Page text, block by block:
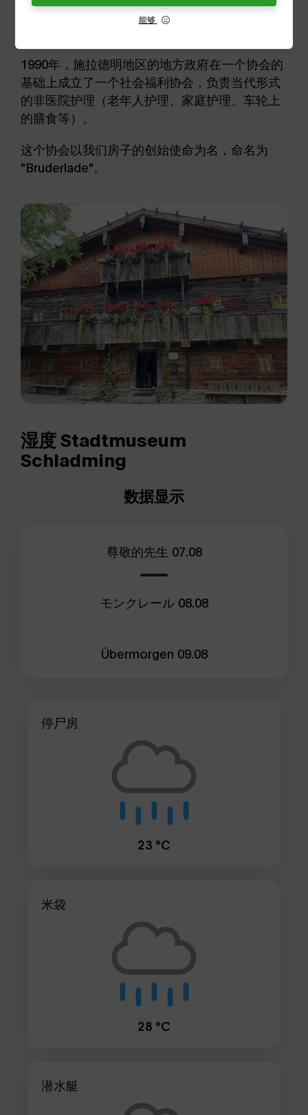
布鲁德拉登大厦的博物馆
1990年，施拉德明地区的地方政府在一个协会的
基础上成立了一个社会福利协会，负责当代形式
的非医院护理（老年人护理、家庭护理、车轮上
的膳食等）。
这个协会以我们房子的创始使命为名，命名为
"Bruderlade"。
湿度 Stadtmuseum
Schladming
数据显示
尊敬的先生 07.08
モンクレール 08.08
Übermorgen 09.08
停尸房
23 °C
米袋
28 °C
潜水艇
能够